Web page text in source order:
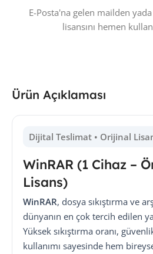
E-Posta'na gelen mailden
lisansını hemen
Ürün Açıklaması
Dijital Teslimat • Orijinal
WinRAR (1 Cihaz –
Lisans)
WinRAR, dosya sıkıştırma ve
dünyanın en çok tercih edilen
Yüksek sıkıştırma oranı,
kullanımı sayesinde hem